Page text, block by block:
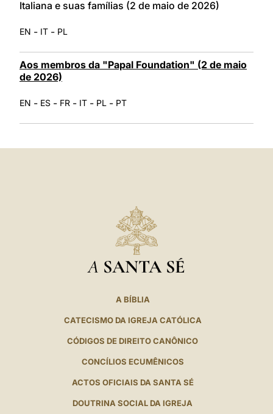
Italiana e suas famílias (2 de maio de 2026)
EN - IT - PL
Aos membros da "Papal Foundation" (2 de maio
de 2026)
EN - ES - FR - IT - PL - PT
A SANTA SÉ
A BÍBLIA
CATECISMO DA IGREJA CATÓLICA
CÓDIGOS DE DIREITO CANÔNICO
CONCÍLIOS ECUMÊNICOS
ACTOS OFICIAIS DA SANTA SÉ
DOUTRINA SOCIAL DA IGREJA